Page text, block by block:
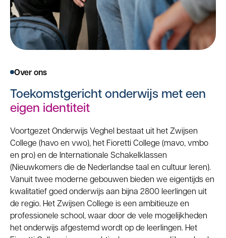
Over ons
Toekomstgericht onderwijs met een
eigen identiteit
Voortgezet Onderwijs Veghel bestaat uit het Zwijsen
College (havo en vwo), het Fioretti College (mavo, vmbo
en pro) en de Internationale Schakelklassen
(Nieuwkomers die de Nederlandse taal en cultuur leren).
Vanuit twee moderne gebouwen bieden we eigentijds en
kwalitatief goed onderwijs aan bijna 2800 leerlingen uit
de regio. Het Zwijsen College is een ambitieuze en
professionele school, waar door de vele mogelijkheden
het onderwijs afgestemd wordt op de leerlingen. Het